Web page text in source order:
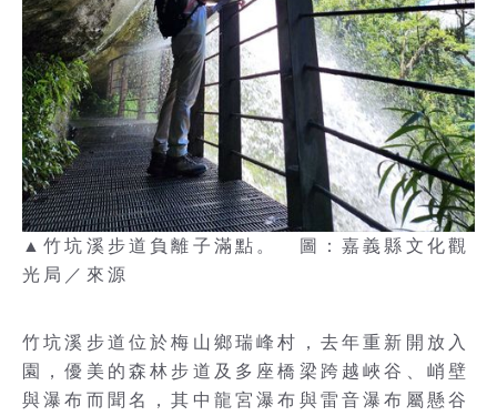
▲竹坑溪步道負離子滿點。 圖：嘉義縣文化觀
光局／來源
竹坑溪步道位於梅山鄉瑞峰村，去年重新開放入
園，優美的森林步道及多座橋梁跨越峽谷、峭壁
與瀑布而聞名，其中龍宮瀑布與雷音瀑布屬懸谷